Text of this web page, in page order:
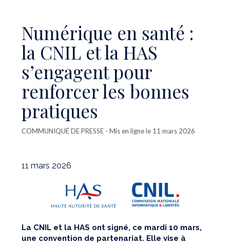
Numérique en santé :
la CNIL et la HAS
s’engagent pour
renforcer les bonnes
pratiques
COMMUNIQUÉ DE PRESSE - Mis en ligne le 11 mars 2026
11 mars 2026
La CNIL et la HAS ont signé, ce mardi 10 mars,
une convention de partenariat. Elle vise à